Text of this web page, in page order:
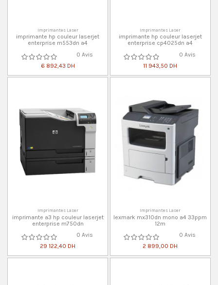
Imprimantes Laser
imprimante hp couleur laserjet
enterprise m553dn a4
0 Avis
6 892,43 DH
Imprimantes Laser
imprimante hp couleur laserjet
enterprise cp4025dn a4
0 Avis
11 943,50 DH
Imprimantes Laser
imprimante a3 hp couleur laserjet
enterprise m750dn
0 Avis
29 122,40 DH
Imprimantes Laser
lexmark mx310dn mono a4 33ppm
12m
0 Avis
2 899,00 DH